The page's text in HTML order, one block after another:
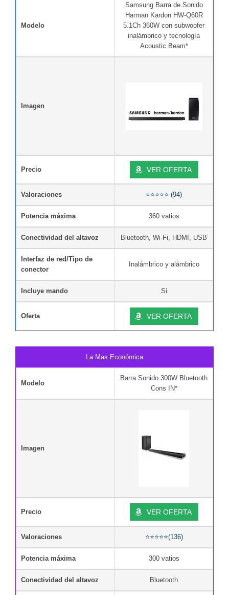
Modelo
Samsung Barra de Sonido
Harman Kardon HW-Q60R
5.1Ch 360W con subwoofer
inalámbrico y tecnología
Acoustic Beam*
Imagen
Precio VER OFERTA
Valoraciones ⭐⭐⭐⭐⭐ (94)
Potencia máxima 360 vatios
Conectividad del altavoz Bluetooth, Wi-Fi, HDMI, USB
Interfaz de red/Tipo de
conector
Inalámbrico y alámbrico
Incluye mando Si
Oferta VER OFERTA
La Mas Económica
Modelo
Barra Sonido 300W Bluetooth
Cons IN*
Imagen
Precio VER OFERTA
Valoraciones ⭐⭐⭐⭐⭐(136)
Potencia máxima 300 vatios
Conectividad del altavoz Bluetooth